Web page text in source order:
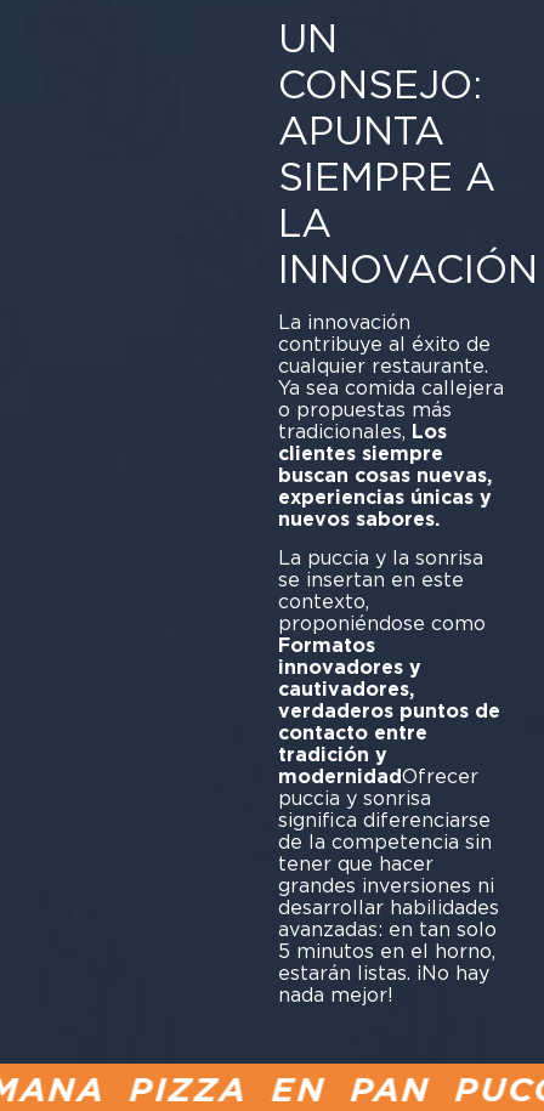
UN
CONSEJO:
APUNTA
SIEMPRE A
LA
INNOVACIÓN
La innovación
contribuye al éxito de
cualquier restaurante.
Ya sea comida callejera
o propuestas más
tradicionales, Los
clientes siempre
buscan cosas nuevas,
experiencias únicas y
nuevos sabores.
La puccia y la sonrisa
se insertan en este
contexto,
proponiéndose como
Formatos
innovadores y
cautivadores,
verdaderos puntos de
contacto entre
tradición y
modernidadOfrecer
puccia y sonrisa
significa diferenciarse
de la competencia sin
tener que hacer
grandes inversiones ni
desarrollar habilidades
avanzadas: en tan solo
5 minutos en el horno,
estarán listas. ¡No hay
nada mejor!
PIZZA EN PAN